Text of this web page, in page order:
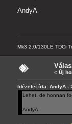
AndyA
Mk3 2.0/130LE TDCi
« Új
Idézetet írta: AndyA -
Lehet, de honnan
AndyA